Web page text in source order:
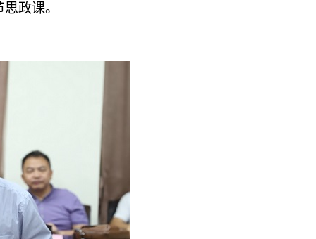
政课。